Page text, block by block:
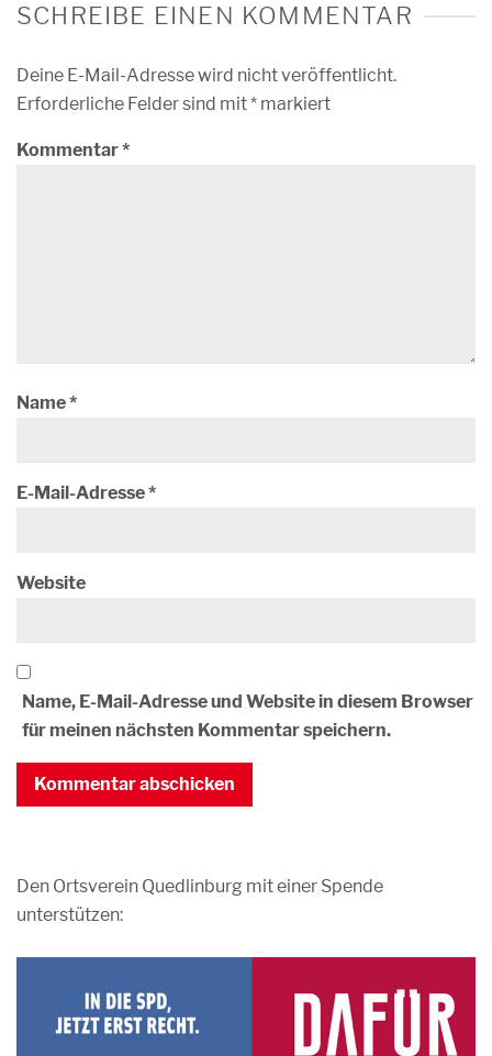
SCHREIBE EINEN KOMMENTAR
Deine E-Mail-Adresse wird nicht veröffentlicht.
Erforderliche Felder sind mit* markiert
Kommentar*
Name*
E-Mail-Adresse*
Website
Name, E-Mail-Adresse und Website in diesem Browser
für meinen nächsten Kommentar speichern.
Den Ortsverein Quedlinburg mit einer Spende
unterstützen: